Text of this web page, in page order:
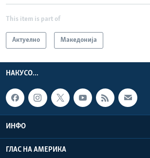
This item is part of
Актуелно Македонија
НАКУСО...
ИНФО
ГЛАС НА АМЕРИКА